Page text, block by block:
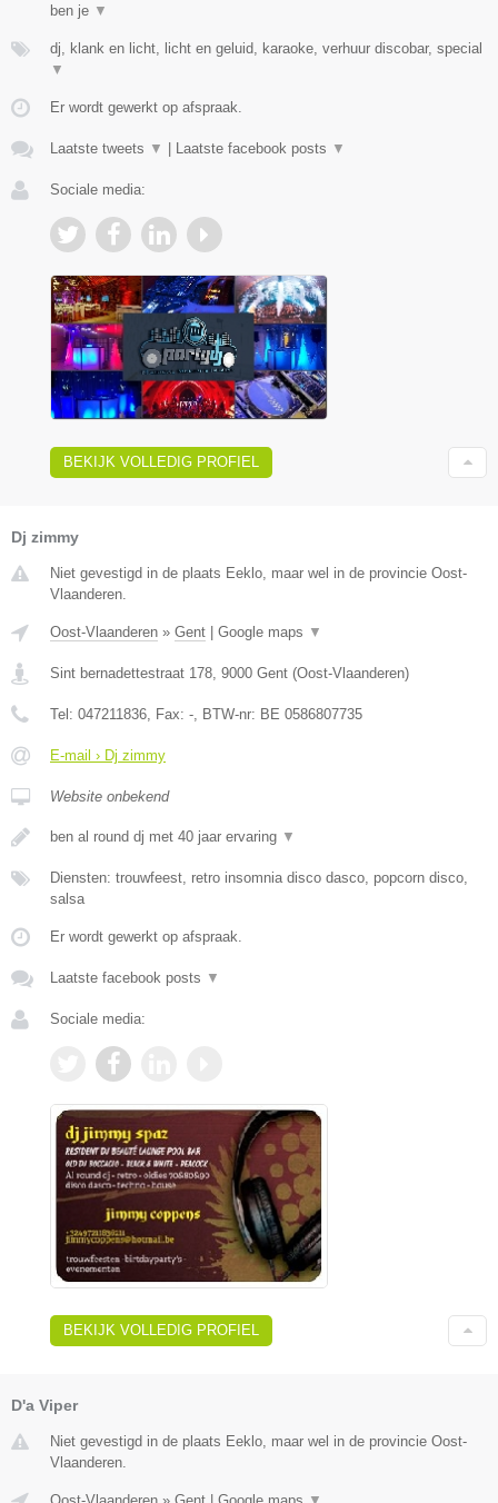
ben je ▼
dj, klank en licht, licht en geluid, karaoke, verhuur discobar, special
▼
Er wordt gewerkt op afspraak.
Laatste tweets ▼ | Laatste facebook posts ▼
Sociale media:
BEKIJK VOLLEDIG PROFIEL
Dj zimmy
Niet gevestigd in de plaats Eeklo, maar wel in de provincie Oost-
Vlaanderen.
Oost-Vlaanderen » Gent Google maps ▼
Sint bernadettestraat 178, 9000 Gent (Oost-Vlaanderen)
Tel: 047211836, Fax: -, BTW-nr: BE 0586807735
E-mail › Dj zimmy
Website onbekend
ben al round dj met 40 jaar ervaring ▼
Diensten: trouwfeest, retro insomnia disco dasco, popcorn disco,
salsa
Er wordt gewerkt op afspraak.
Laatste facebook posts ▼
Sociale media:
BEKIJK VOLLEDIG PROFIEL
D'a Viper
Niet gevestigd in de plaats Eeklo, maar wel in de provincie Oost-
Vlaanderen.